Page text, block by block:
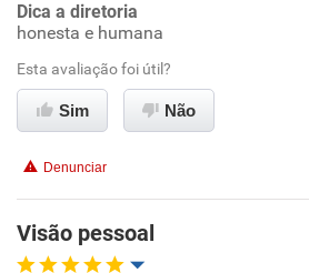
Benefícios
Recomenda a diretoria
Dica a diretoria
honesta e humana
Esta avaliação foi útil?
Sim Não
Denunciar
Visão pessoal